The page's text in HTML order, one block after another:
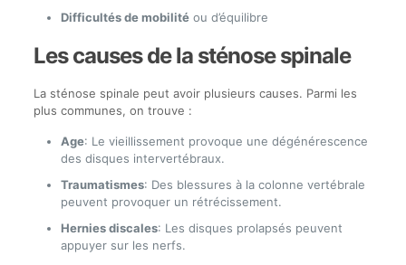
Difficultés de mobilitéou d’équilibre
Les causes de la sténose spinale
La sténose spinale peut avoir plusieurs causes. Parmi les
plus communes, on trouve :
Age: Le vieillissement provoque une dégénérescence
des disques intervertébraux.
Traumatismes: Des blessures à la colonne vertébrale
peuvent provoquer un rétrécissement.
Hernies discales: Les disques prolapsés peuvent
appuyer sur les nerfs.